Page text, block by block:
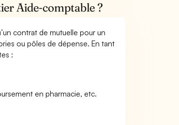
Aide-comptable ?
contrat de mutuelle pour un
ou pôles de dépense. En tant
:
en pharmacie, etc.